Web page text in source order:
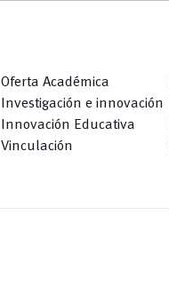
Oferta Académica
Investigación e innovación
Innovación Educativa
Vinculación